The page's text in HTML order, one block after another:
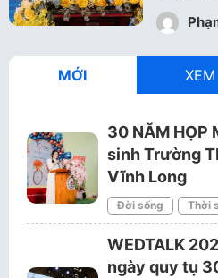
MỚI XEM
30 NĂM HỌP
sinh Trường
Vĩnh Long
Đời sống Thời
WEDTALK
ngày quy tụ